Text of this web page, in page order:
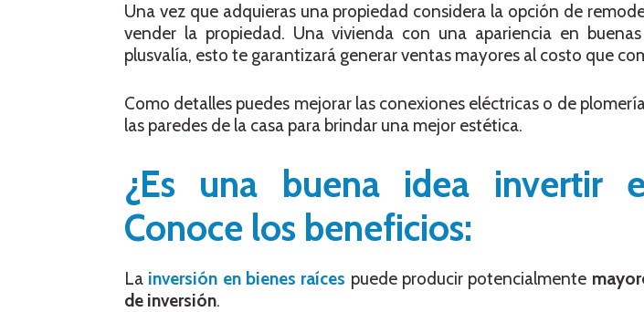
Una vez que adquieras una propiedad considera la opción de
vender la propiedad. Una vivienda con una apariencia en
plusvalía, esto te garantizará generar ventas mayores al costo que
Como detalles puedes mejorar las conexiones eléctricas o de
las paredes de la casa para brindar una mejor estética.
¿Es una buena idea invertir
Conoce los beneficios:
La inversión en bienes raíces puede producir potencialmente
de inversión.